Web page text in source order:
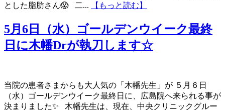
とした脂肪さん😱 二...
【もっと読む】
5月6日（水）ゴールデンウイーク最終
日に木幡Drが執刀します☆
当院の患者さまからも大人気の「木幡先生」が ５月６日
（水）ゴールデンウイーク最終日に、広島院へ来られる事が
決まりました✨ 木幡先生は、現在、中央クリニックグルー